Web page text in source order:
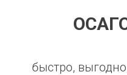
быстро,